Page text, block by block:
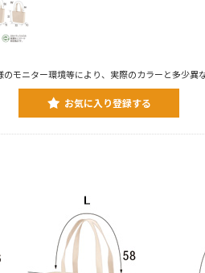
モニター環境等により、実際のカラーと多少異
お気に入り登録する